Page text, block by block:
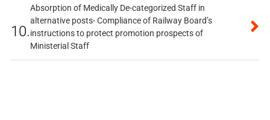
10.
Absorption of Medically De-categorized Staff in
alternative posts- Compliance of Railway Board’s
instructions to protect promotion prospects of
Ministerial Staff